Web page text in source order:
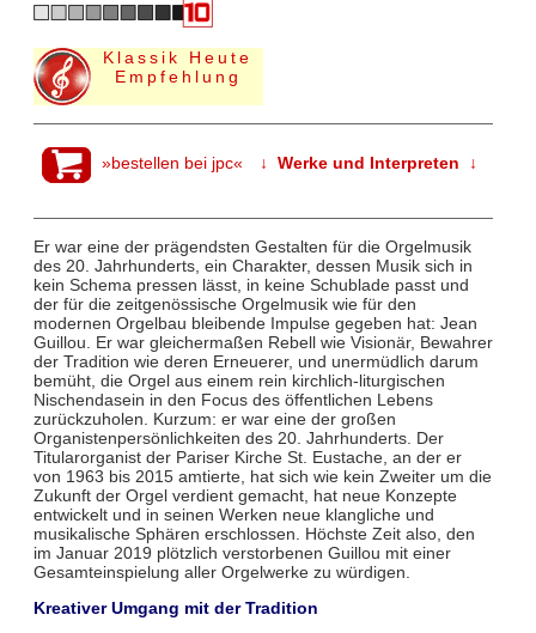
Klassik Heute
Empfehlung
»bestellen bei jpc« ↓ Werke und Interpreten ↓
Er war eine der prägendsten Gestalten für die Orgelmusik
des 20. Jahrhunderts, ein Charakter, dessen Musik sich in
kein Schema pressen lässt, in keine Schublade passt und
der für die zeitgenössische Orgelmusik wie für den
modernen Orgelbau bleibende Impulse gegeben hat: Jean
Guillou. Er war gleichermaßen Rebell wie Visionär, Bewahrer
der Tradition wie deren Erneuerer, und unermüdlich darum
bemüht, die Orgel aus einem rein kirchlich-liturgischen
Nischendasein in den Focus des öffentlichen Lebens
zurückzuholen. Kurzum: er war eine der großen
Organistenpersönlichkeiten des 20. Jahrhunderts. Der
Titularorganist der Pariser Kirche St. Eustache, an der er
von 1963 bis 2015 amtierte, hat sich wie kein Zweiter um die
Zukunft der Orgel verdient gemacht, hat neue Konzepte
entwickelt und in seinen Werken neue klangliche und
musikalische Sphären erschlossen. Höchste Zeit also, den
im Januar 2019 plötzlich verstorbenen Guillou mit einer
Gesamteinspielung aller Orgelwerke zu würdigen.
Kreativer Umgang mit der Tradition